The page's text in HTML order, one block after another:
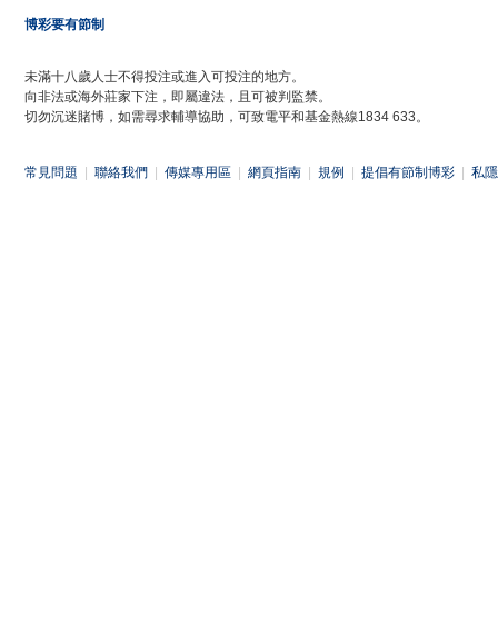
博彩要有節制
未滿十八歲人士不得投注或進入可投注的地方。
向非法或海外莊家下注，即屬違法，且可被判監禁。
切勿沉迷賭博，如需尋求輔導協助，可致電平和基金熱線1834 633。
常見問題 聯絡我們 傳媒專用區 網頁指南 規例 提倡有節制博彩 私